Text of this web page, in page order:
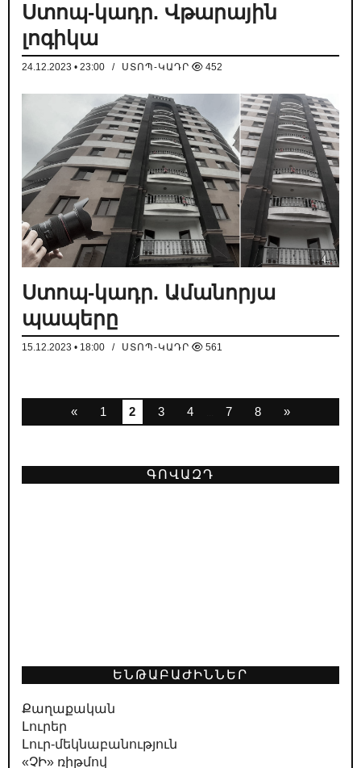
Ստոպ-կադր. Վթարային
լոգիկա
24.12.2023 • 23:00 / ՍՏՈՊ-ԿԱԴՐ 452
Ստոպ-կադր. Ամանորյա
պապերը
15.12.2023 • 18:00 / ՍՏՈՊ-ԿԱԴՐ 561
« 1 2 3 4 7 8 »
ԳՈՎԱԶԴ
ԵՆԹԱԲԱԺԻՆՆԵՐ
Քաղաքական
Լուրեր
Լուր-մեկնաբանություն
«ՉԻ» ռիթմով